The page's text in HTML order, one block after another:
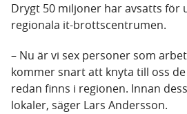
Drygt 50 miljoner har avsatts för
regionala it-brottscentrumen.
– Nu är vi sex personer som
kommer snart att knyta till oss
redan finns i regionen. Innan
lokaler, säger Lars Andersson.